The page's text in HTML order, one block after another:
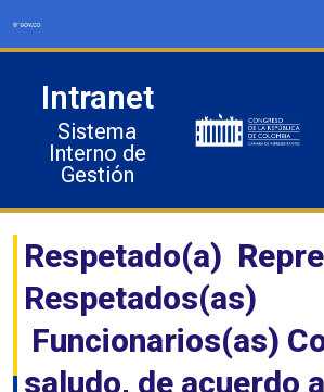
Intranet
Sistema
Interno de
Gestión
Respetado(a)
Respetados(as)
Funcionarios(as)
saludo, de acuerdo